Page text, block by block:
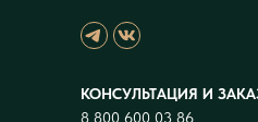
КОНСУЛЬТАЦИЯ И
8 800 600 03 86